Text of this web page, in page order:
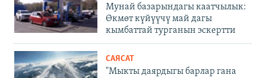
Мунай базарындагы каатчылык:
Өкмөт күйүүчү май дагы
кымбаттай турганын эскертти
САЯСАТ
"Мыкты даярдыгы барлар гана